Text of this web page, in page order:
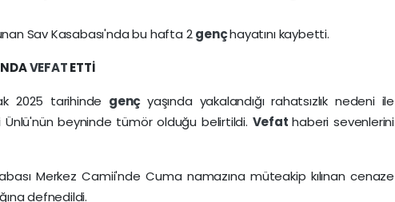
Sav Kasabası'nda bu hafta 2gençhayatını kaybetti.
VEFATETTİ
2025 tarihinde gençyaşında yakalandığı rahatsızlık nedeni ile
Ünlü'nün beyninde tümör olduğu belirtildi. Vefathaberi sevenlerini
Merkez Camii'nde Cuma namazına müteakip kılınan cenaze
defnedildi.